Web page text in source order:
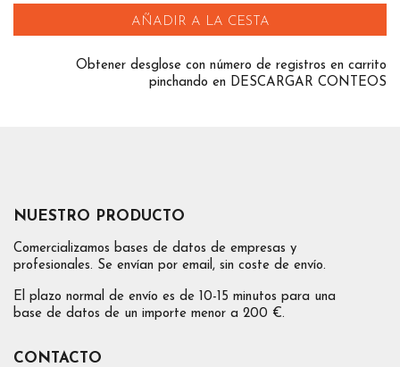
AÑADIR A LA CESTA
Obtener desglose con número de registros en carrito
pinchando en DESCARGAR CONTEOS
NUESTRO PRODUCTO
Comercializamos bases de datos de empresas y
profesionales. Se envían por email, sin coste de envío.
El plazo normal de envío es de 10-15 minutos para una
base de datos de un importe menor a 200 €.
CONTACTO